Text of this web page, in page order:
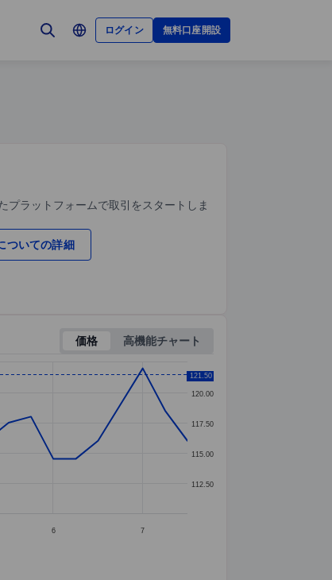
ログイン 無料口座開設
プラットフォームで取引をスタートしま
ついての詳細
価格 高機能チャート
6 7
112.50
115.00
117.50
120.00
121.50